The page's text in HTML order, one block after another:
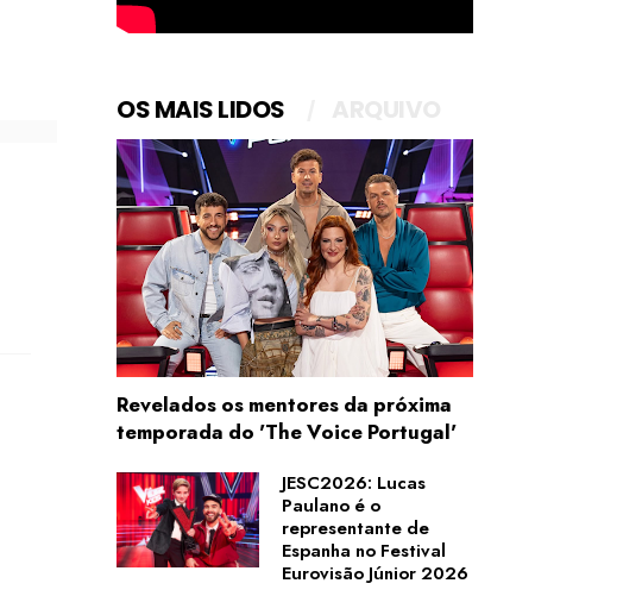
OS MAIS LIDOS
Revelados os mentores da próxima
temporada do 'The Voice Portugal'
JESC2026: Lucas
Paulano é o
representante de
Espanha no Festival
Eurovisão Júnior 2026